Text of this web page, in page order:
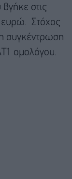
στις
ευρώ. Στόχος
η συγκέντρωση
ομολόγου.